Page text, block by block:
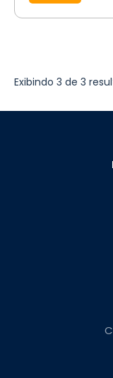
Exibindo 3 de 3